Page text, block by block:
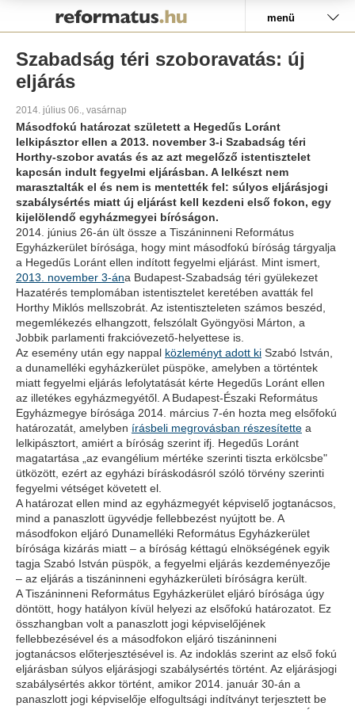
menü
Szabadság téri szoboravatás: új
eljárás
2014. július 06., vasárnap
Másodfokú határozat született a Hegedűs Loránt
lelkipásztor ellen a 2013. november 3-i Szabadság téri
Horthy-szobor avatás és az azt megelőző istentisztelet
kapcsán indult fegyelmi eljárásban. A lelkészt nem
marasztalták el és nem is mentették fel: súlyos eljárásjogi
szabálysértés miatt új eljárást kell kezdeni első fokon, egy
kijelölendő egyházmegyei bíróságon.
2014. június 26-án ült össze a Tiszáninneni Református
Egyházkerület bírósága, hogy mint másodfokú bíróság tárgyalja
a Hegedűs Loránt ellen indított fegyelmi eljárást. Mint ismert,
2013. november 3-ána Budapest-Szabadság téri gyülekezet
Hazatérés templomában istentisztelet keretében avatták fel
Horthy Miklós mellszobrát. Az istentiszteleten számos beszéd,
megemlékezés elhangzott, felszólalt Gyöngyösi Márton, a
Jobbik parlamenti frakcióvezető-helyettese is.
Az esemény után egy nappal közleményt adott ki Szabó István,
a dunamelléki egyházkerület püspöke, amelyben a történtek
miatt fegyelmi eljárás lefolytatását kérte Hegedűs Loránt ellen
az illetékes egyházmegyétől. A Budapest-Északi Református
Egyházmegye bírósága 2014. március 7-én hozta meg elsőfokú
határozatát, amelyben írásbeli megrovásban részesítette a
lelkipásztort, amiért a bíróság szerint ifj. Hegedűs Loránt
magatartása „az evangélium mértéke szerinti tiszta erkölcsbe"
ütközött, ezért az egyházi bíráskodásról szóló törvény szerinti
fegyelmi vétséget követett el.
A határozat ellen mind az egyházmegyét képviselő jogtanácsos,
mind a panaszlott ügyvédje fellebbezést nyújtott be. A
másodfokon eljáró Dunamelléki Református Egyházkerület
bírósága kizárás miatt – a bíróság kéttagú elnökségének egyik
tagja Szabó István püspök, a fegyelmi eljárás kezdeményezője
– az eljárás a tiszáninneni egyházkerületi bíróságra került.
A Tiszáninneni Református Egyházkerület eljáró bírósága úgy
döntött, hogy hatályon kívül helyezi az elsőfokú határozatot. Ez
összhangban volt a panaszlott jogi képviselőjének
fellebbezésével és a másodfokon eljáró tiszáninneni
jogtanácsos előterjesztésével is. Az indoklás szerint az első fokú
eljárásban súlyos eljárásjogi szabálysértés történt. Az eljárásjogi
szabálysértés akkor történt, amikor 2014. január 30-án a
panaszlott jogi képviselője elfogultsági indítványt terjesztett be